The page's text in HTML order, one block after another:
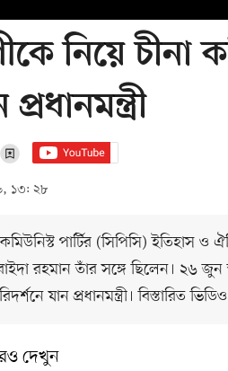
নিয়ে চীনা
১৩: ২৮
পার্টির (সিপিসি) ইতিহাস ও
রহমান তাঁর সঙ্গে ছিলেন। ২৬ জুন
যান প্রধানমন্ত্রী। বিস্তারিত
দেখুন